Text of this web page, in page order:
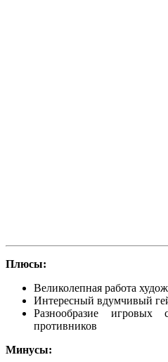
Плюсы:
Великолепная работа
Интересный вдумчивый
Разнообразие игровых
противников
Минусы: